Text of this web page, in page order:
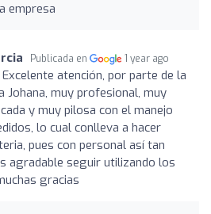
empresa
Publicada en 1 year ago
Excelente atención, por parte de la
Johana, muy profesional, muy
y muy pilosa con el manejo
lo cual conlleva a hacer
pues con personal así tan
agradable seguir utilizando los
gracias